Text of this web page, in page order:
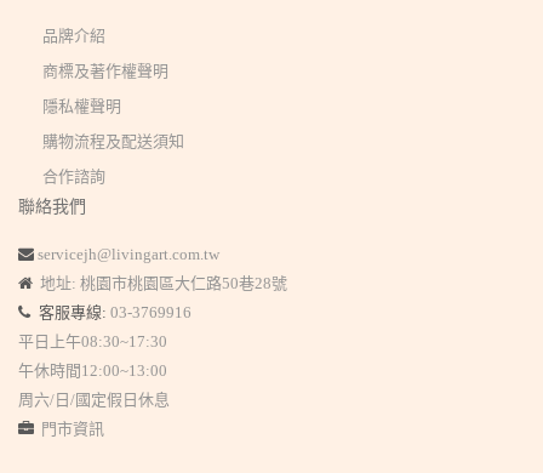
品牌介紹
商標及著作權聲明
隱私權聲明
購物流程及配送須知
合作諮詢
聯絡我們
servicejh@livingart.com.tw
地址: 桃園市桃園區大仁路50巷28號
客服專線: 03-3769916
平日上午08:30~17:30
午休時間12:00~13:00
周六/日/國定假日休息
門市資訊